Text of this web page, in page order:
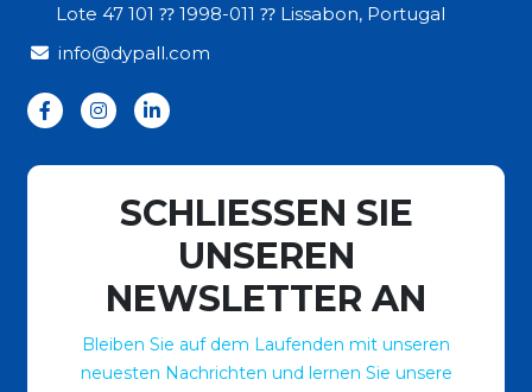
Lote 47 101 ⁇ 1998-011 ⁇ Lissabon, Portugal
info@dypall.com
SCHLIESSEN SIE
UNSEREN
NEWSLETTER AN
Bleiben Sie auf dem Laufenden mit unseren
neuesten Nachrichten und lernen Sie unsere